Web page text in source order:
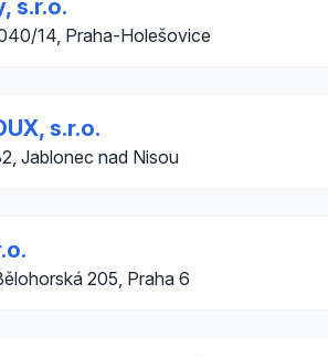
s.r.o.
14, Praha-Holešovice
s.r.o.
Jablonec nad Nisou
205, Praha 6